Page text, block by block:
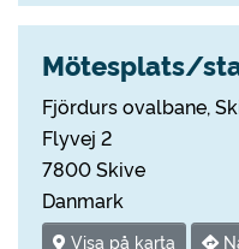
Mötesplats/
Fjördurs ovalbane,
Flyvej 2
7800 Skive
Danmark
Visa på karta